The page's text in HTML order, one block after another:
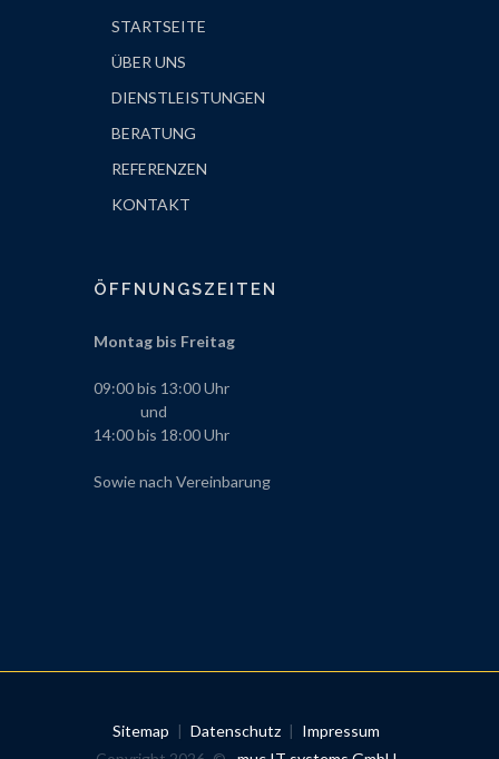
STARTSEITE
ÜBER UNS
DIENSTLEISTUNGEN
BERATUNG
REFERENZEN
KONTAKT
ÖFFNUNGSZEITEN
Montag bis Freitag
09:00 bis 13:00 Uhr
und
14:00 bis 18:00 Uhr
Sowie nach Vereinbarung
Sitemap | Datenschutz| Impressum